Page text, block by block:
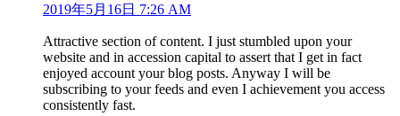
2019年5月16日 7:26 AM
Attractive section of content. I just stumbled upon your
website and in accession capital to assert that I get in fact
enjoyed account your blog posts. Anyway I will be
subscribing to your feeds and even I achievement you access
consistently fast.